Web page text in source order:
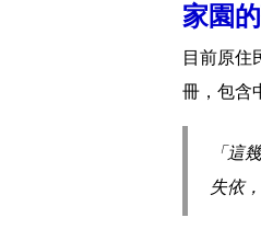
家園
目前原住
冊，包含
「這
失依